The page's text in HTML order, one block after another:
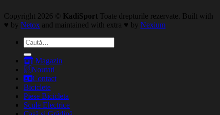
Copyright 2026 © KadiSport Toate drepturile rezervate. Built with
♥ by Netox and maintained with extra ♥ by Nexium
Caută
după:
Magazin
Noutati
Contact
Biciclete
Piese Bicicleta
Scule Electrice